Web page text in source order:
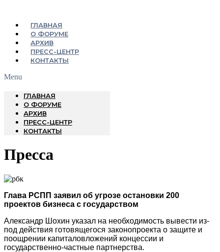
ГЛАВНАЯ
О ФОРУМЕ
АРХИВ
ПРЕСС-ЦЕНТР
КОНТАКТЫ
Menu
ГЛАВНАЯ
О ФОРУМЕ
АРХИВ
ПРЕСС-ЦЕНТР
КОНТАКТЫ
Пресса
Глава РСПП заявил об угрозе остановки 200
проектов бизнеса с государством
Александр Шохин указал на необходимость вывести из-
под действия готовящегося законопроекта о защите и
поощрении капиталовложений концессии и
государственно-частные партнерства.